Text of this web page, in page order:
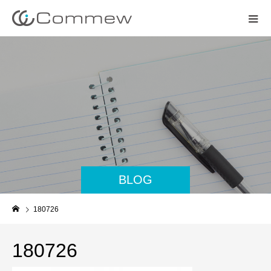
BLOG
180726
180726